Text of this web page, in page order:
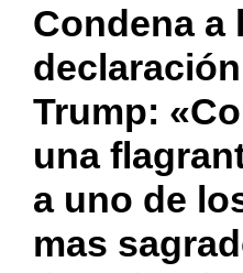
Condena a
Trump:
una
a uno de
mas